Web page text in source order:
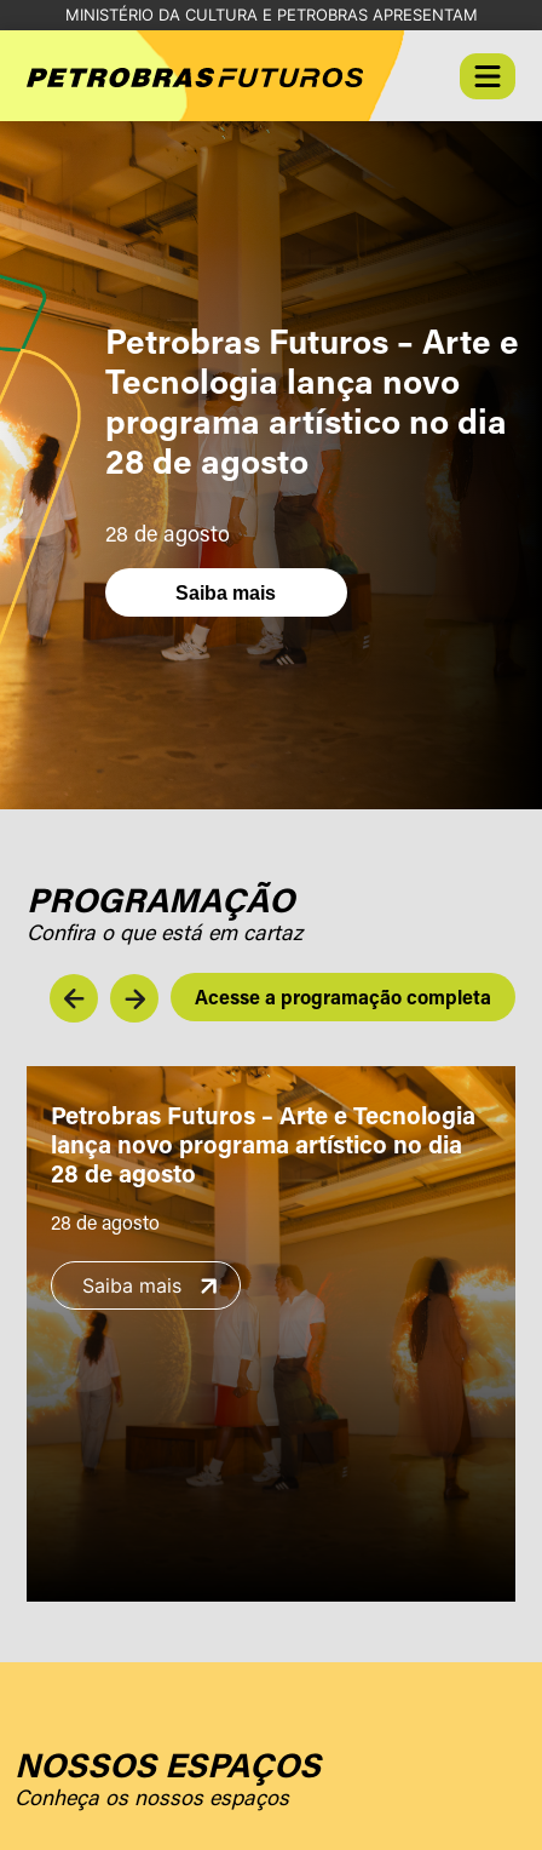
MINISTÉRIO DA CULTURA E PETROBRAS APRESENTAM
Petrobras Futuros – Arte e
Tecnologia lança novo
programa artístico no dia
28 de agosto
28 de agosto
Saiba mais
PROGRAMAÇÃO
Confira o que está em cartaz
Acesse a programação completa
Petrobras Futuros – Arte e Tecnologia
lança novo programa artístico no dia
28 de agosto
28 de agosto
Saiba mais
NOSSOS ESPAÇOS
Conheça os nossos espaços